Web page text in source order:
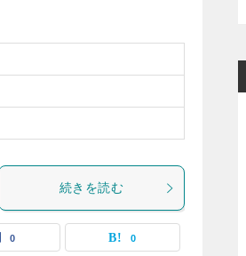
続きを読む
0 0